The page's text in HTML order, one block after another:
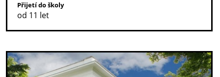
Přijetí do školy
od 11 let